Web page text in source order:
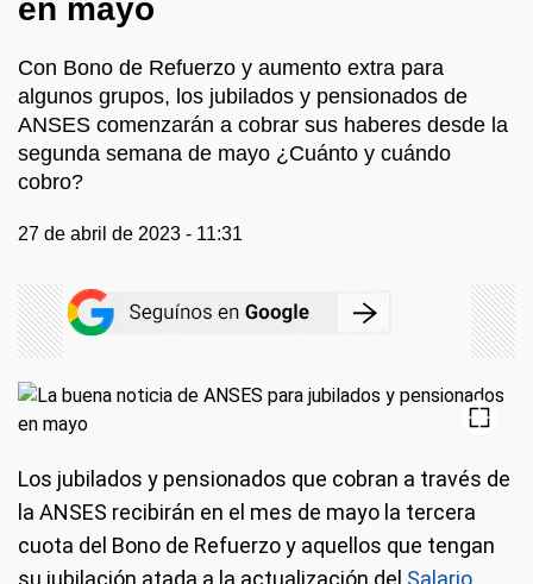
en mayo
Con Bono de Refuerzo y aumento extra para
algunos grupos, los jubilados y pensionados de
ANSES comenzarán a cobrar sus haberes desde la
segunda semana de mayo ¿Cuánto y cuándo
cobro?
27 de abril de 2023 - 11:31
Los jubilados y pensionados que cobran a través de
la ANSES recibirán en el mes de mayo la tercera
cuota del Bono de Refuerzo y aquellos que tengan
su jubilación atada a la actualización del Salario